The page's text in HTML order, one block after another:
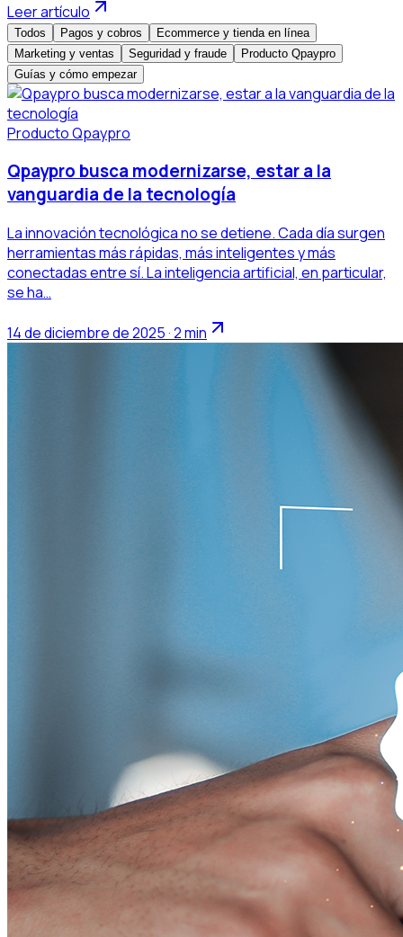
Leer artículo
Todos Pagos y cobros
Ecommerce y tienda en línea
Marketing y ventas
Seguridad y fraude
Producto Qpaypro
Guías y cómo empezar
Producto Qpaypro
Qpaypro busca modernizarse, estar a la
vanguardia de la tecnología
La innovación tecnológica no se detiene. Cada día surgen
herramientas más rápidas, más inteligentes y más
conectadas entre sí. La inteligencia artificial, en particular,
se ha…
14 de diciembre de 2025 · 2 min